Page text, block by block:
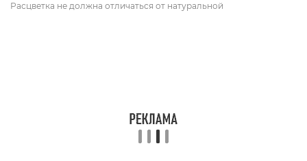
Расцветка не должна отличаться от натуральной